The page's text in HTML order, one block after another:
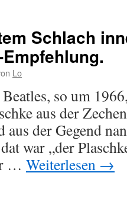
Schlach
Lo
so um
aus der
der Gegend
war „der
… Weiterlesen →